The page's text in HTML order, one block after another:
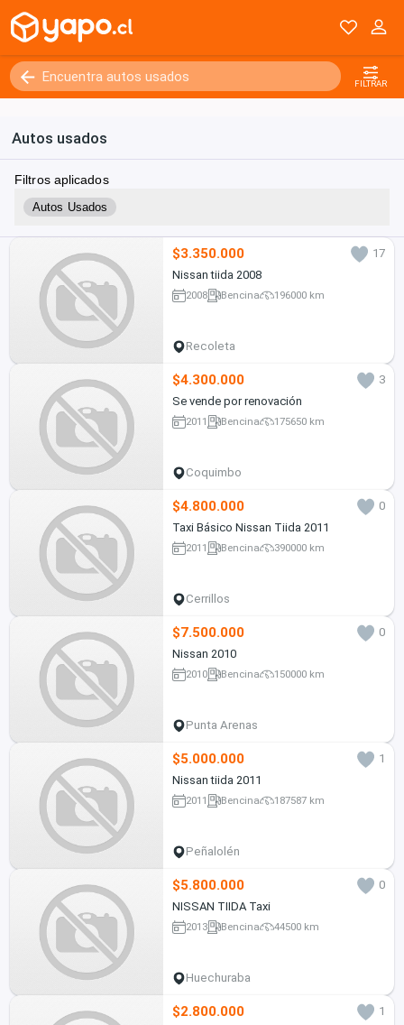
FILTRAR
Autos usados
Filtros aplicados
Autos Usados
$3.350.000
17
Nissan tiida 2008
2008 Bencina 196000 km
Recoleta
$4.300.000
3
Se vende por renovación
2011 Bencina 175650 km
Coquimbo
$4.800.000
0
Taxi Básico Nissan Tiida 2011
2011 Bencina 390000 km
Cerrillos
$7.500.000
0
Nissan 2010
2010 Bencina 150000 km
Punta Arenas
$5.000.000
1
Nissan tiida 2011
2011 Bencina 187587 km
Peñalolén
$5.800.000
0
NISSAN TIIDA Taxi
2013 Bencina 44500 km
Huechuraba
$2.800.000
1